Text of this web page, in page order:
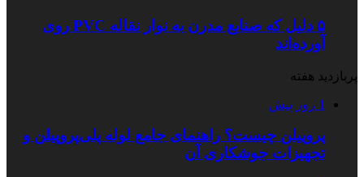
۵ دلیل که صنایع مدرن به نوار نقاله PVC روی
آورده‌اند
پربازدید هفته
1 روز پیش
پروپیلن چیست؟ راهنمای جامع لوله پلی‌پروپیلن و
تجهیزات جوشکاری آن